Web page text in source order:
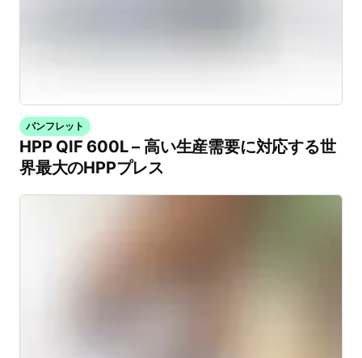
パンフレット
HPP QIF 600L – 高い生産需要に対応する世
界最大のHPPプレス